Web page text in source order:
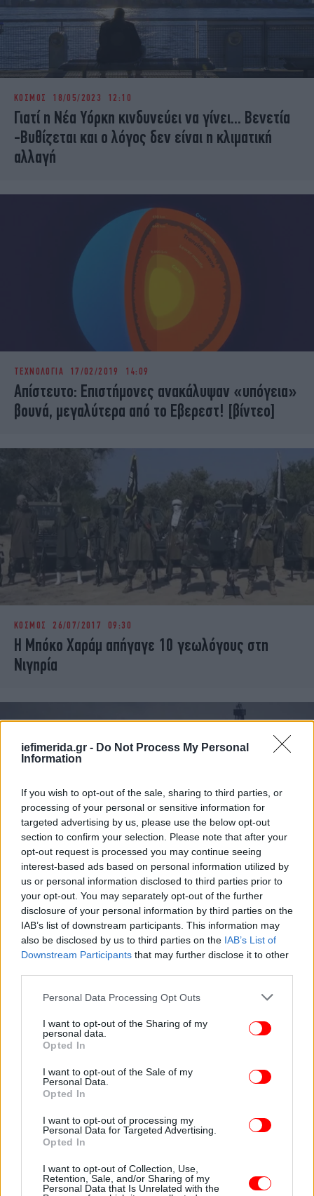
iefimerida.gr - Do Not Process My Personal
Information
If you wish to opt-out of the sale, sharing to third parties, or
processing of your personal or sensitive information for
targeted advertising by us, please use the below opt-out
section to confirm your selection. Please note that after your
opt-out request is processed you may continue seeing
interest-based ads based on personal information utilized by
us or personal information disclosed to third parties prior to
your opt-out. You may separately opt-out of the further
disclosure of your personal information by third parties on the
IAB’s list of downstream participants. This information may
also be disclosed by us to third parties on the IAB’s List of
Downstream Participants that may further disclose it to other
Please note that this website/app uses one or more Google
not limited to your visit or usage behaviour. You may click to
grant or deny consent to Google and its third-party tags to
use your data for below specified purposes in below Google
consent section.
Personal Data Processing Opt Outs
I want to opt-out of the Sharing of my
personal data.
Opted In
I want to opt-out of the Sale of my
Personal Data.
Opted In
I want to opt-out of processing my
Personal Data for Targeted Advertising.
Opted In
I want to opt-out of Collection, Use,
Retention, Sale, and/or Sharing of my
Personal Data that Is Unrelated with the
ΚΟΣΜΟΣ 18/05/2023 12:10
Γιατί η Νέα Υόρκη κινδυνεύει να γίνει... Βενετία
-Βυθίζεται και ο λόγος δεν είναι η κλιματική
αλλαγή
ΤΕΧΝΟΛΟΓΙΑ 17/02/2019 14:09
Απίστευτο: Επιστήμονες ανακάλυψαν «υπόγεια»
βουνά, μεγαλύτερα από το Εβερεστ! [βίντεο]
ΚΟΣΜΟΣ 26/07/2017 09:30
Η Μπόκο Χαράμ απήγαγε 10 γεωλόγους στη
Νιγηρία
ΟΙΚΟΝΟΜΙΑ 07/11/2013 12:10
Νορβηγοί γεωλόγοι: Η Ελλάδα έχει τρεις
υποσχόμενες περιοχές που κρύβουν πετρέλαιο
και φυσικό αέριο
«Πρωτόγονη» φιλοξενία σε ξενοδοχείο –
σπηλιά στη μέση του πουθενά [εικόνες]